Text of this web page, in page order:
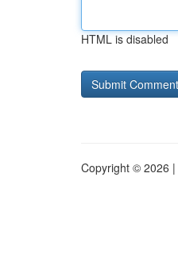
HTML is disabled
Copyright © 2026 |